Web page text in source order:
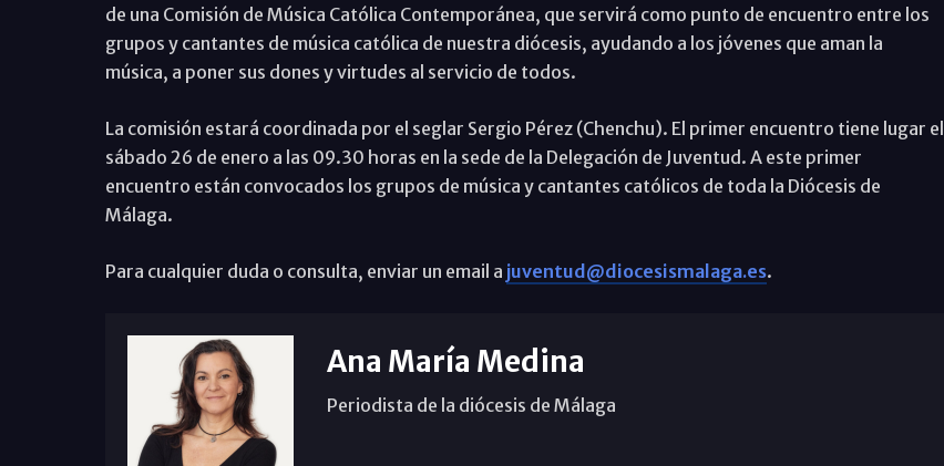
de una Comisión de Música Católica Contemporánea, que servirá como punto de encuentro entre los
grupos y cantantes de música católica de nuestra diócesis, ayudando a los jóvenes que aman la
música, a poner sus dones y virtudes al servicio de todos.
La comisión estará coordinada por el seglar Sergio Pérez (Chenchu). El primer encuentro tiene lugar el
sábado 26 de enero a las 09.30 horas en la sede de la Delegación de Juventud. A este primer
encuentro están convocados los grupos de música y cantantes católicos de toda la Diócesis de
Málaga.
Para cualquier duda o consulta, enviar un email a juventud@diocesismalaga.es.
Ana María Medina
Periodista de la diócesis de Málaga